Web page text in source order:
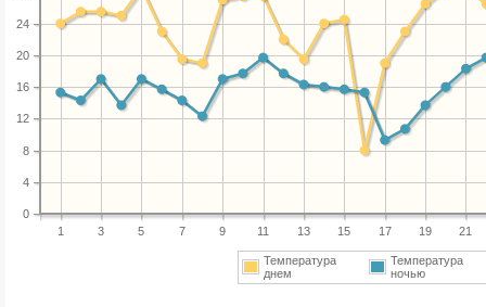
1 3 5 7 9 11 13 15 17 19 21
0
4
8
12
16
20
24
Температура
днем
Температура
ночью